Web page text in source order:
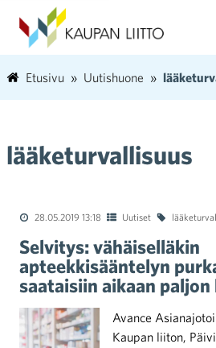
Etusivu Uutishuone
lääketurvallisuus
28.05.2019 13:18 Uutiset
Selvitys: vähäiselläkin
apteekkisääntelyn
saataisiin aikaan
Avance
Kaupan liiton,